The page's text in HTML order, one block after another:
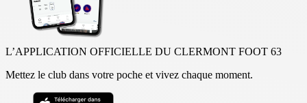
L’APPLICATION OFFICIELLE DU CLERMONT FOOT 63
Mettez le club dans votre poche et vivez chaque moment.